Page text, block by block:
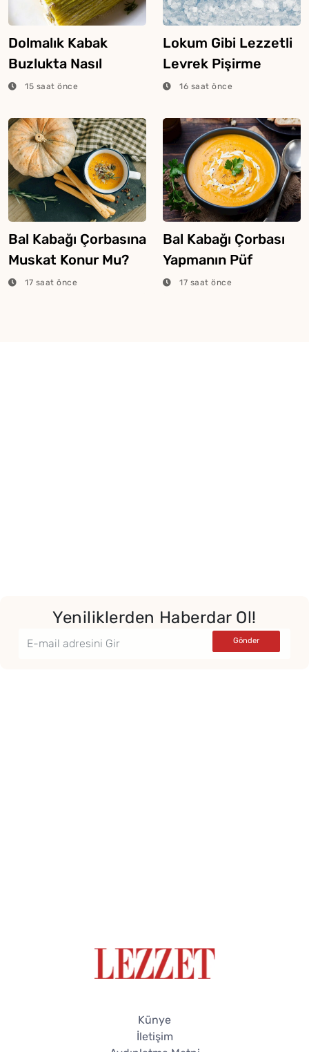
Dolmalık Kabak
Buzlukta Nasıl
Saklanır?
15 saat önce
Lokum Gibi Lezzetli
Levrek Pişirme
Tüyosu
16 saat önce
Bal Kabağı Çorbasına
Muskat Konur Mu?
17 saat önce
Bal Kabağı Çorbası
Yapmanın Püf
Noktaları
17 saat önce
Yeniliklerden Haberdar Ol!
Künye
İletişim